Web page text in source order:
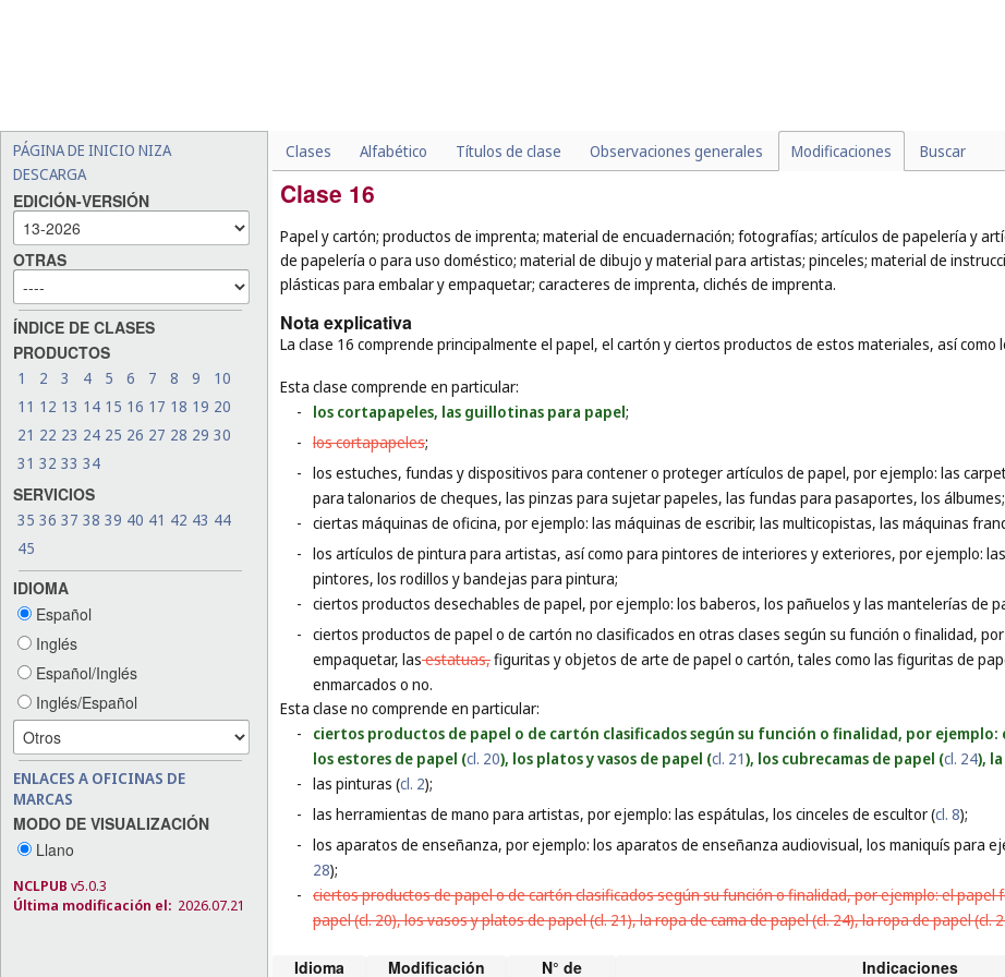
PÁGINA DE INICIO NIZA
DESCARGA
EDICIÓN-VERSIÓN
OTRAS
ÍNDICE DE CLASES
PRODUCTOS
1 2 3 4 5 6 7 8 9
10
11 12 13 14 15 16 17 18 19 20
21 22 23 24 25 26 27 28 29 30
31 32 33 34
SERVICIOS
35 36 37 38 39 40 41 42 43 44
45
IDIOMA
Español
Inglés
Español/Inglés
Inglés/Español
ENLACES A OFICINAS DE
MARCAS
MODO DE VISUALIZACIÓN
Llano
NCLPUB v5.0.3
Última modificación el: 2026.07.21
Clases Alfabético Títulos de clase Observaciones generales Modificaciones Buscar
Clase 16
Papel y cartón; productos de imprenta; material de encuadernación; fotografías; artículos de papelería y
de papelería o para uso doméstico; material de dibujo y material para artistas; pinceles; material de
plásticas para embalar y empaquetar; caracteres de imprenta, clichés de imprenta.
Nota explicativa
La clase 16 comprende principalmente el papel, el cartón y ciertos productos de estos materiales, así como
Esta clase comprende en particular:
-
los cortapapeles, las guillotinas para papel;
- los cortapapeles;
- los estuches, fundas y dispositivos para contener o proteger artículos de papel, por ejemplo: las
para talonarios de cheques, las pinzas para sujetar papeles, las fundas para pasaportes, los álbumes;
- ciertas máquinas de oficina, por ejemplo: las máquinas de escribir, las multicopistas, las máquinas
- los artículos de pintura para artistas, así como para pintores de interiores y exteriores, por ejemplo:
pintores, los rodillos y bandejas para pintura;
- ciertos productos desechables de papel, por ejemplo: los baberos, los pañuelos y las mantelerías de
- ciertos productos de papel o de cartón no clasificados en otras clases según su función o finalidad,
empaquetar, lasestatuas,figuritas y objetos de arte de papel o cartón, tales como las figuritas de
enmarcados o no.
Esta clase no comprende en particular:
-
ciertos productos de papel o de cartón clasificados según su función o finalidad, por
los estores de papel (cl. 20), los platos y vasos de papel (cl. 21), los cubrecamas de papel (cl. 24),
- las pinturas (cl. 2);
- las herramientas de mano para artistas, por ejemplo: las espátulas, los cinceles de escultor (cl. 8);
- los aparatos de enseñanza, por ejemplo: los aparatos de enseñanza audiovisual, los maniquís para
28);
- ciertos productos de papel o de cartón clasificados según su función o finalidad, por ejemplo: el
papel (cl. 20), los vasos y platos de papel (cl. 21), la ropa de cama de papel (cl. 24), la ropa de papel (cl.
Idioma Modificación N° de Indicaciones